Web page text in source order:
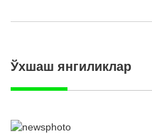
Ўхшаш янгиликлар